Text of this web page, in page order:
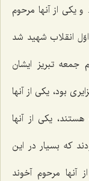
یكی از آنها مرحوم
انقلاب شهید شد
جمعه تبریز ایشان
بود، یكی از آنها
یكی از آنها
كه بسیار در این
آنها مرحوم آخوند